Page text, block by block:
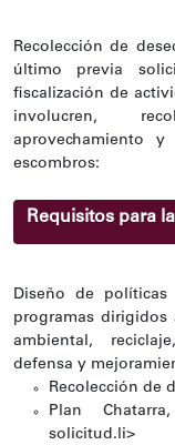
Recolección de
último previa
fiscalización de
involucren,
aprovechamiento
escombros:
Requisitos para
Diseño de
programas dirigidos
ambiental,
defensa y
Recolección de
Plan
solicitud.li>